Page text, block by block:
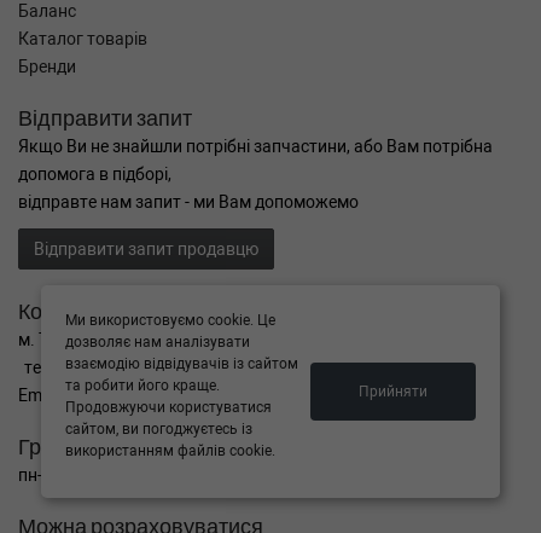
Баланс
Каталог товарів
Бренди
Відправити запит
Якщо Ви не знайшли потрібні запчастини, або Вам потрібна
допомога в підборі,
відправте нам запит - ми Вам допоможемо
Відправити запит продавцю
Контакти
м. Тернопіль вул. Микулинецька 106а
тел. +38(099)650-59-19
Email. autokitparts@yahoo.com
Графік роботи
пн-пт з 9:00 до 17:00, сб - вихідний, нд - вихідний
Можна розраховуватися
Ми використовуємо cookie. Це
дозволяє нам аналізувати
взаємодію відвідувачів із сайтом
та робити його краще.
Продовжуючи користуватися
сайтом, ви погоджуєтесь із
використанням файлів cookie.
Прийняти